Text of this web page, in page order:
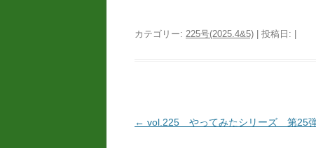
カテゴリー: 225号(2025.4&5) | 投稿日:
投
← vol.225 やってみたシリーズ 第25